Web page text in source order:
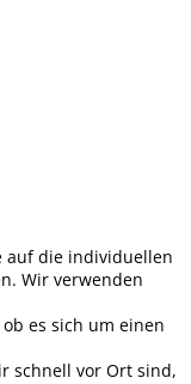
auf die individuellen
Wir verwenden
es sich um einen
schnell vor Ort sind,